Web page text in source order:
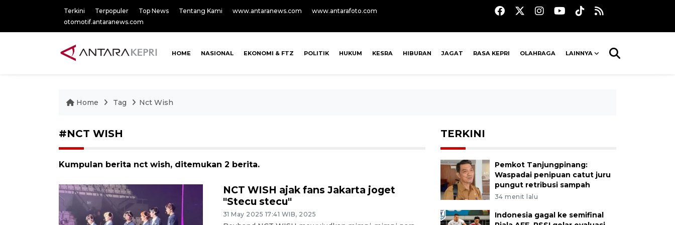
Terkini Terpopuler Top News Tentang Kami www.antaranews.com
www.antarafoto.com
otomotif.antaranews.com
HOME NASIONAL EKONOMI & FTZ POLITIK HUKUM KESRA HIBURAN JAGAT RASA KEPRI OLAHRAGA LAINNYA
Home Tag Nct Wish
#NCT WISH
Kumpulan berita nct wish, ditemukan 2 berita.
NCT WISH ajak fans Jakarta joget
"Stecu stecu"
31 May 2025 17:41 WIB, 2025
TERKINI
Pemkot Tanjungpinang:
Waspadai penipuan catut juru
pungut retribusi sampah
34 menit lalu
Indonesia gagal ke semifinal